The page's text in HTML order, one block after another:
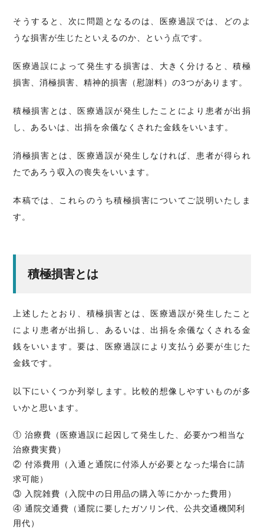
そうすると、次に問題となるのは、医療過誤では、どのよ
うな損害が生じたといえるのか、という点です。
医療過誤によって発生する損害は、大きく分けると、積極
損害、消極損害、精神的損害（慰謝料）の3つがあります。
積極損害とは、医療過誤が発生したことにより患者が出捐
し、あるいは、出捐を余儀なくされた金銭をいいます。
消極損害とは、医療過誤が発生しなければ、患者が得られ
たであろう収入の喪失をいいます。
本稿では、これらのうち積極損害についてご説明いたしま
す。
積極損害とは
上述したとおり、積極損害とは、医療過誤が発生したこと
により患者が出捐し、あるいは、出捐を余儀なくされる金
銭をいいます。要は、医療過誤により支払う必要が生じた
金銭です。
以下にいくつか列挙します。比較的想像しやすいものが多
いかと思います。
① 治療費（医療過誤に起因して発生した、必要かつ相当な
治療費実費）
② 付添費用（入通と通院に付添人が必要となった場合に請
求可能）
③ 入院雑費（入院中の日用品の購入等にかかった費用）
④ 通院交通費（通院に要したガソリン代、公共交通機関利
用代）